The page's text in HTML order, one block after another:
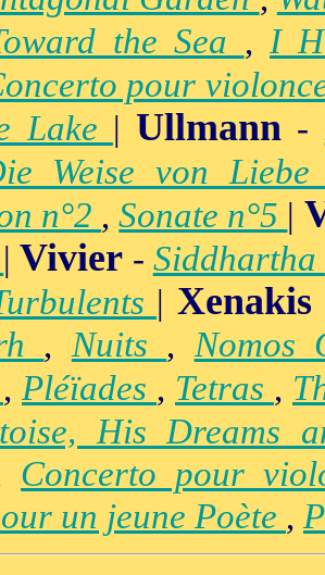
the Sea ,I
pour
Lake |Ullmann -
Weise von
n°2 ,Sonate n°5 |
|Vivier - Siddhartha
| Xenakis
,Nuits ,Nomos
, Pléïades , Tetras ,
His Dreams
Concerto pour
un jeune Poète ,